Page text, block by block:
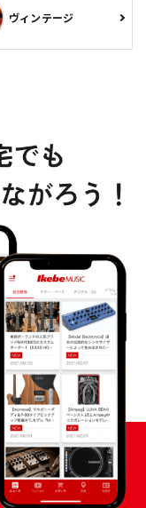
ヴィンテージ